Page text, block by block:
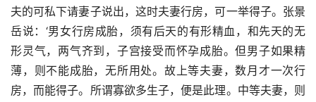
夫的可私下请妻子说出，这时夫妻行房，可一举得子。张景
岳说：‘男女行房成胎，须有后天的有形精血，和先天的无
形灵气，两气齐到，子宫接受而怀孕成胎。但男子如果精
薄，则不能成胎，无所用处。故上等夫妻，数月才一次行
房，而能得子。所谓寡欲多生子，便是此理。中等夫妻，则